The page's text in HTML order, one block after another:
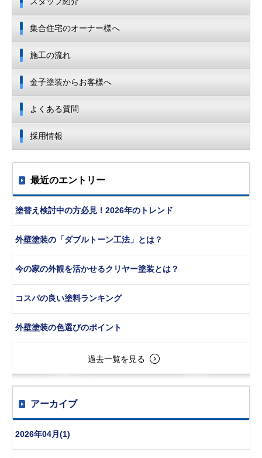
集合住宅のオーナー様へ
施工の流れ
金子塗装からお客様へ
よくある質問
採用情報
最近のエントリー
塗替え検討中の方必見！2026年のトレンド
外壁塗装の「ダブルトーン工法」とは？
今の家の外観を活かせるクリヤー塗装とは？
コスパの良い塗料ランキング
外壁塗装の色選びのポイント
過去一覧を見る
アーカイブ
2026年04月(1)